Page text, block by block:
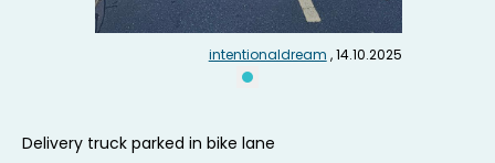
intentionaldream , 14.10.2025
Delivery truck parked in bike lane